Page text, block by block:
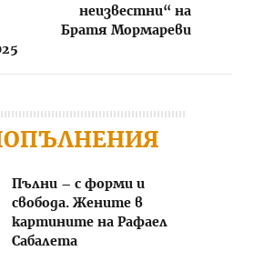
неизвестни“ на
Братя Мормареви
Пълни – с форми и
свобода. Жените в
картините на Рафаел
Сабалета